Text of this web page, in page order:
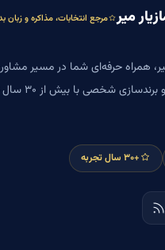
میر مرجع انتخابات، مذاکره و زبان
همراه حرفه‌ای شما در مسیر
بدن، فنون
+۳۰ سال تجربه